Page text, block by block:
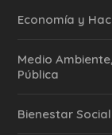
Economía y
Medio
Pública
Bienestar Social